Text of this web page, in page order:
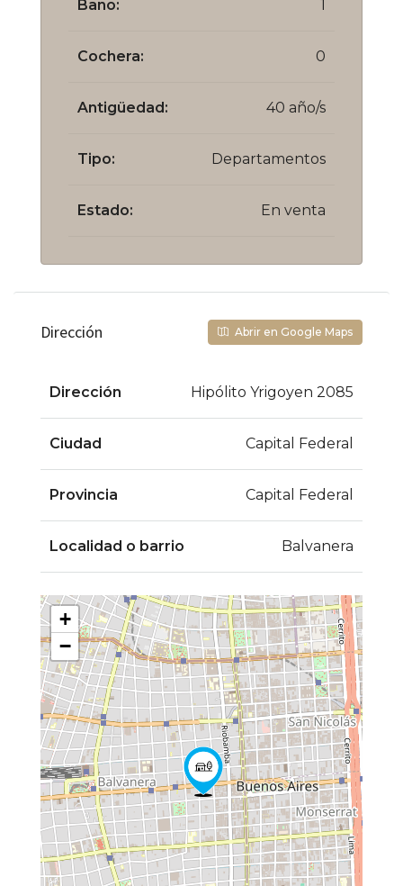
Baño:
Cochera: 0
Antigüedad: 40 año/s
Tipo: Departamentos
Estado: En venta
Dirección Abrir en Google Maps
Dirección Hipólito Yrigoyen 2085
Ciudad Capital Federal
Provincia Capital Federal
Localidad o barrio Balvanera
+
−